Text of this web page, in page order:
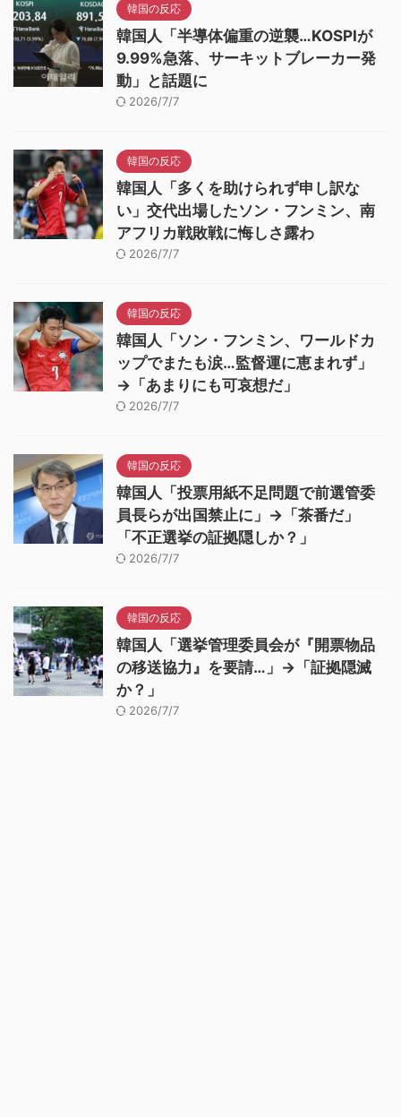
韓国の反応
韓国人「半導体偏重の逆襲…KOSPIが
9.99%急落、サーキットブレーカー発
動」と話題に
2026/7/7
韓国の反応
韓国人「多くを助けられず申し訳な
い」交代出場したソン・フンミン、南
アフリカ戦敗戦に悔しさ露わ
2026/7/7
韓国の反応
韓国人「ソン・フンミン、ワールドカ
ップでまたも涙…監督運に恵まれず」
→「あまりにも可哀想だ」
2026/7/7
韓国の反応
韓国人「投票用紙不足問題で前選管委
員長らが出国禁止に」→「茶番だ」
「不正選挙の証拠隠しか？」
2026/7/7
韓国の反応
韓国人「選挙管理委員会が『開票物品
の移送協力』を要請…」→「証拠隠滅
か？」
2026/7/7